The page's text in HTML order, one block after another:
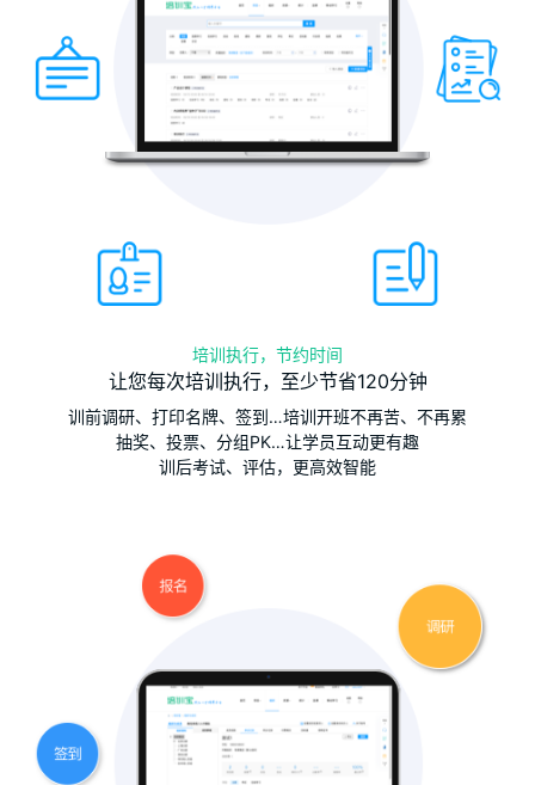
培训执行，节约时间
让您每次培训执行，至少节省120分钟
训前调研、打印名牌、签到…培训开班不再苦、不再累
抽奖、投票、分组PK…让学员互动更有趣
训后考试、评估，更高效智能